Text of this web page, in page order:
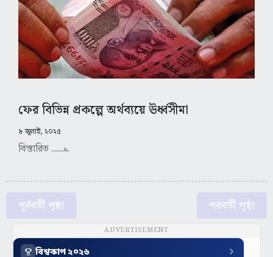
ফের বিভিন্ন প্রকল্পে অর্থব্যয়ে ঊর্ধ্বসীমা
৮ জুলাই, ২০২৫
বিস্তারিত
পূর্ববর্তী পৃষ্ঠা পরবর্তী পৃষ্ঠা
ADVERTISEMENT